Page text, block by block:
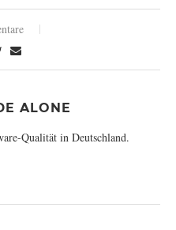
ALONE
Qualität in Deutschland.